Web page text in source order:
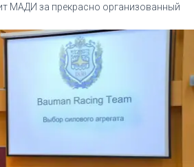
МАДИ за прекрасно организованный